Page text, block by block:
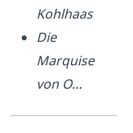
Kohlhaas
Die
Marquise
von O…